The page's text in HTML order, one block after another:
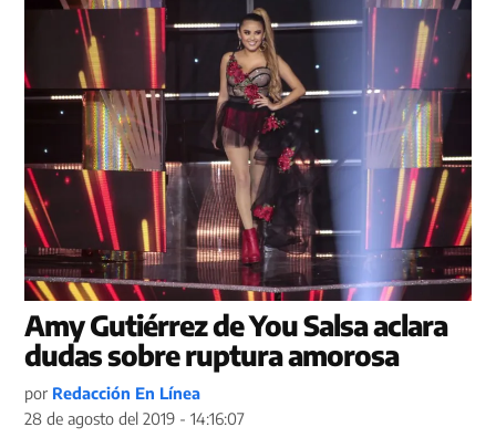
Amy Gutiérrez de You Salsa aclara
dudas sobre ruptura amorosa
por Redacción En Línea
28 de agosto del 2019 - 14:16:07